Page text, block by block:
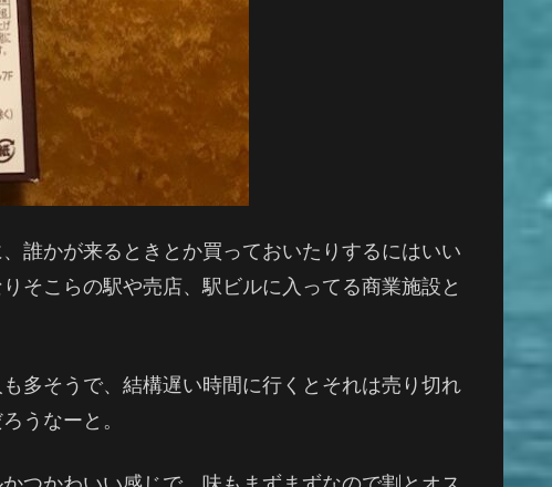
誰かが来るときとか買っておいたりするにはいい
そこらの駅や売店、駅ビルに入ってる商業施設と
多そうで、結構遅い時間に行くとそれは売り切れ
うなーと。